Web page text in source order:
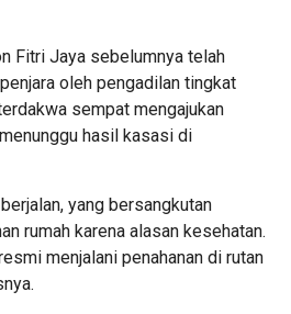
Fitri Jaya sebelumnya telah
oleh pengadilan tingkat
sempat mengajukan
hasil kasasi di
yang bersangkutan
rumah karena alasan kesehatan.
menjalani penahanan di rutan